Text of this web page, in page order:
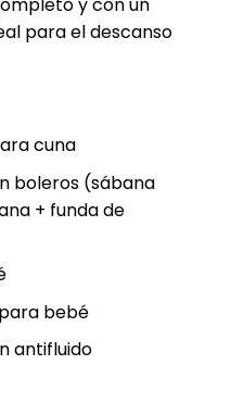
para el descanso
cuna
boleros (sábana
+ funda de
bebé
antifluido